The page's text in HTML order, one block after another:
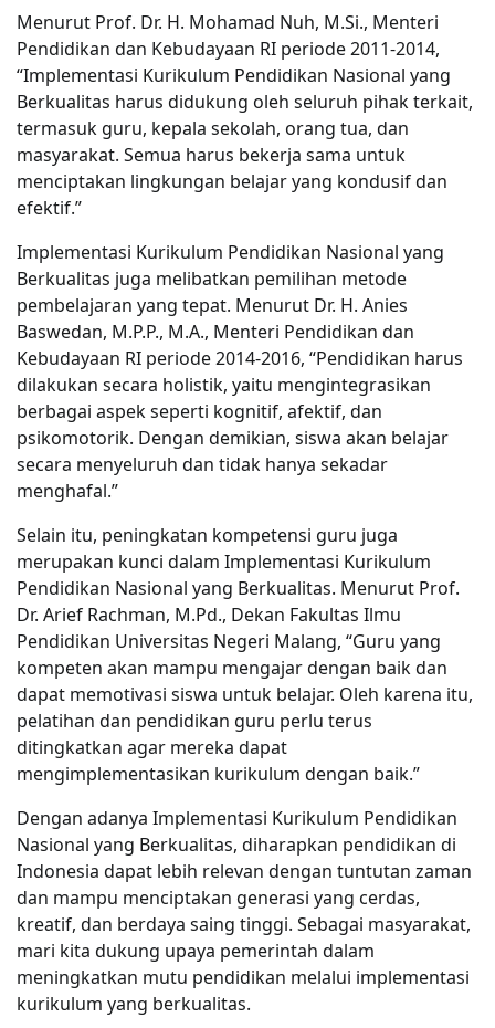
Menurut Prof. Dr. H. Mohamad Nuh, M.Si., Menteri
Pendidikan dan Kebudayaan RI periode 2011-2014,
“Implementasi Kurikulum Pendidikan Nasional yang
Berkualitas harus didukung oleh seluruh pihak terkait,
termasuk guru, kepala sekolah, orang tua, dan
masyarakat. Semua harus bekerja sama untuk
menciptakan lingkungan belajar yang kondusif dan
efektif.”
Implementasi Kurikulum Pendidikan Nasional yang
Berkualitas juga melibatkan pemilihan metode
pembelajaran yang tepat. Menurut Dr. H. Anies
Baswedan, M.P.P., M.A., Menteri Pendidikan dan
Kebudayaan RI periode 2014-2016, “Pendidikan harus
dilakukan secara holistik, yaitu mengintegrasikan
berbagai aspek seperti kognitif, afektif, dan
psikomotorik. Dengan demikian, siswa akan belajar
secara menyeluruh dan tidak hanya sekadar
menghafal.”
Selain itu, peningkatan kompetensi guru juga
merupakan kunci dalam Implementasi Kurikulum
Pendidikan Nasional yang Berkualitas. Menurut Prof.
Dr. Arief Rachman, M.Pd., Dekan Fakultas Ilmu
Pendidikan Universitas Negeri Malang, “Guru yang
kompeten akan mampu mengajar dengan baik dan
dapat memotivasi siswa untuk belajar. Oleh karena itu,
pelatihan dan pendidikan guru perlu terus
ditingkatkan agar mereka dapat
mengimplementasikan kurikulum dengan baik.”
Dengan adanya Implementasi Kurikulum Pendidikan
Nasional yang Berkualitas, diharapkan pendidikan di
Indonesia dapat lebih relevan dengan tuntutan zaman
dan mampu menciptakan generasi yang cerdas,
kreatif, dan berdaya saing tinggi. Sebagai masyarakat,
mari kita dukung upaya pemerintah dalam
meningkatkan mutu pendidikan melalui implementasi
kurikulum yang berkualitas.